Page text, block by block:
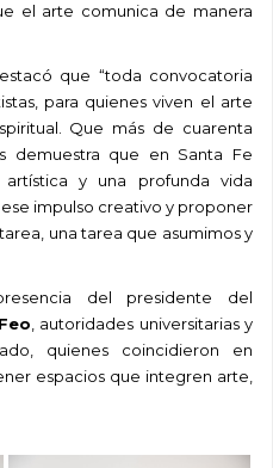
el arte comunica de manera
que “toda convocatoria
para quienes viven el arte
Que más de cuarenta
demuestra que en Santa Fe
y una profunda vida
impulso creativo y proponer
una tarea que asumimos y
del presidente del
, autoridades universitarias y
quienes coincidieron en
espacios que integren arte,